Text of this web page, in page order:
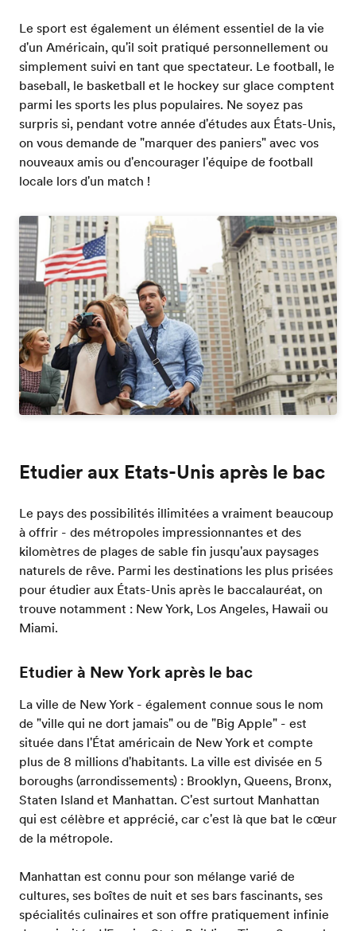
Le sport est également un élément essentiel de la vie
d'un Américain, qu'il soit pratiqué personnellement ou
simplement suivi en tant que spectateur. Le football, le
baseball, le basketball et le hockey sur glace comptent
parmi les sports les plus populaires. Ne soyez pas
surpris si, pendant votre année d'études aux États-Unis,
on vous demande de "marquer des paniers" avec vos
nouveaux amis ou d'encourager l'équipe de football
locale lors d'un match !
Etudier aux Etats-Unis après le bac
Le pays des possibilités illimitées a vraiment beaucoup
à offrir - des métropoles impressionnantes et des
kilomètres de plages de sable fin jusqu'aux paysages
naturels de rêve. Parmi les destinations les plus prisées
pour étudier aux États-Unis après le baccalauréat, on
trouve notamment : New York, Los Angeles, Hawaii ou
Miami.
Etudier à New York après le bac
La ville de New York - également connue sous le nom
de "ville qui ne dort jamais" ou de "Big Apple" - est
située dans l'État américain de New York et compte
plus de 8 millions d'habitants. La ville est divisée en 5
boroughs (arrondissements) : Brooklyn, Queens, Bronx,
Staten Island et Manhattan. C'est surtout Manhattan
qui est célèbre et apprécié, car c'est là que bat le cœur
de la métropole.
Manhattan est connu pour son mélange varié de
cultures, ses boîtes de nuit et ses bars fascinants, ses
spécialités culinaires et son offre pratiquement infinie